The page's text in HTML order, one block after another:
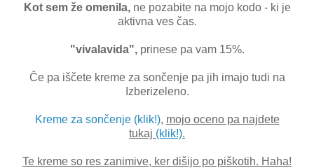
Kot sem že omenila, ne pozabite na mojo kodo - ki je
aktivna ves čas.
"vivalavida", prinese pa vam 15%.
Če pa iščete kreme za sončenje pa jih imajo tudi na
Izberizeleno.
Kreme za sončenje (klik!), mojo oceno pa najdete
tukaj (klik!).
Te kreme so res zanimive, ker dišijo po piškotih. Haha!